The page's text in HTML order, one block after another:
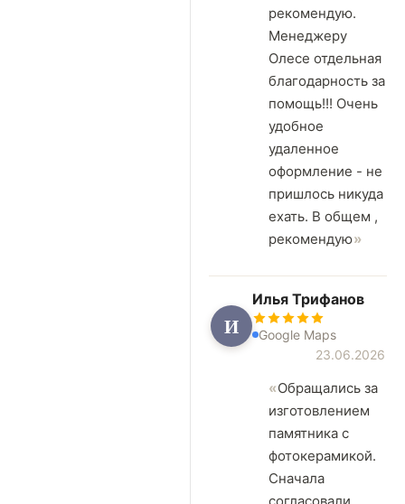
рекомендую.
Менеджеру
Олесе отдельная
благодарность за
помощь!!! Очень
удобное
удаленное
оформление - не
пришлось никуда
ехать. В общем ,
рекомендую
И
Илья Трифанов
Google Maps
23.06.2026
Обращались за
изготовлением
памятника с
фотокерамикой.
Сначала